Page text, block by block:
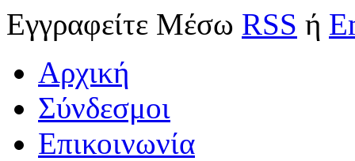
Εγγραφείτε Μέσω RSS ή
Αρχική
Σύνδεσμοι
Επικοινωνία